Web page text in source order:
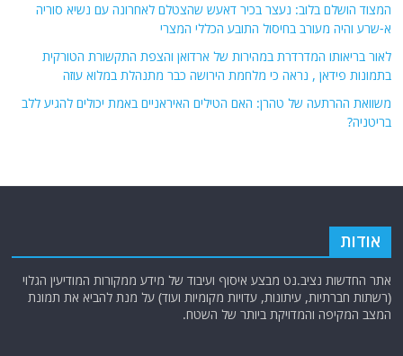
המצוד הושלם בלוב: נעצר בכיר דאעש שהצטלם לאחרונה עם נשיא סוריה
א-שרע והיה מעורב בחיסול התובע הכללי המצרי
לאור בריאותו המדרדרת במהירות של ארדואן והצפת התקשורת הטורקית
בתמונות פידאן , נראה כי מלחמת הירושה כבר מתנהלת במלוא עוזה
משוואת ההרתעה של טהרן: האם הטילים האיראניים באמת יכולים להגיע ללב
בריטניה?
אודות
אתר החדשות נציב.נט מבצע איסוף ועיבוד של מידע ממקורות המודיעין הגלוי
(רשתות חברתיות, עיתונות, עדויות מקומיות ועוד) על מנת להביא את תמונת
המצב המקיפה והמדויקת ביותר של השטח.